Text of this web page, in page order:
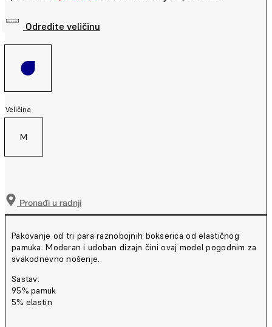
Odredite veličinu
Veličina
M
Pronađi u radnji
Pakovanje od tri para raznobojnih bokserica od elastičnog
pamuka. Moderan i udoban dizajn čini ovaj model pogodnim za
svakodnevno nošenje.
Sastav:
95% pamuk
5% elastin